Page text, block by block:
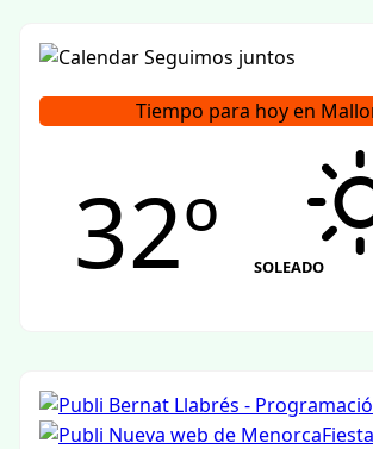
Tiempo para hoy en
32º SOLEADO